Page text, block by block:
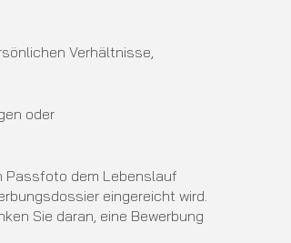
Verhältnisse,
oder
Passfoto dem Lebenslauf
eingereicht wird.
Sie daran, eine Bewerbung